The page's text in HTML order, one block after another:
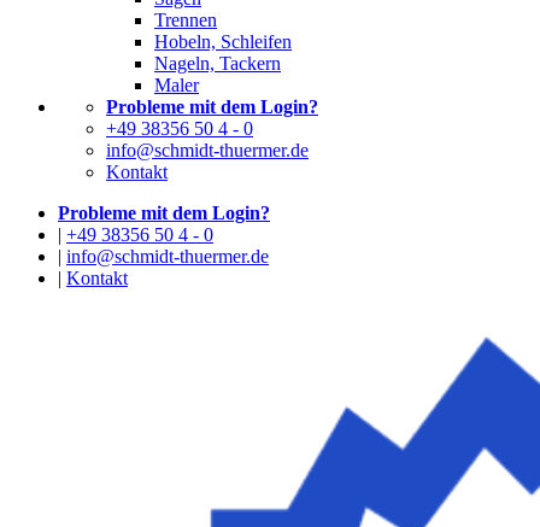
Trennen
Hobeln, Schleifen
Nageln, Tackern
Maler
Probleme mit dem Login?
+49 38356 50 4 - 0
info@schmidt-thuermer.de
Kontakt
Probleme mit dem Login?
| +49 38356 50 4 - 0
| info@schmidt-thuermer.de
| Kontakt